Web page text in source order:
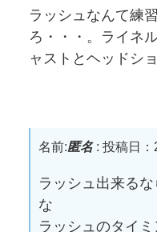
ラッシュなんて練
ろ・・・。ライネ
ャストとヘッドシ
名前:匿名: 投稿日：
ラッシュ出来る
な
ラッシュのタイ